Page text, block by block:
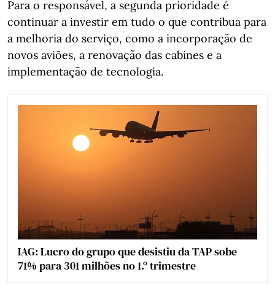
Para o responsável, a segunda prioridade é
continuar a investir em tudo o que contribua para
a melhoria do serviço, como a incorporação de
novos aviões, a renovação das cabines e a
implementação de tecnologia.
IAG: Lucro do grupo que desistiu da TAP sobe
71% para 301 milhões no 1.º trimestre